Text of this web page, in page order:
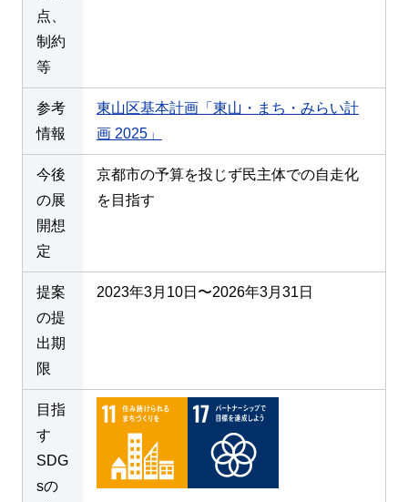
点、
制約
等
参考
情報
東山区基本計画「東山・まち・みらい計
画 2025」
今後
の展
開想
定
京都市の予算を投じず民主体での自走化
を目指す
提案
の提
出期
限
2023年3月10日〜2026年3月31日
目指
す
SDG
sの